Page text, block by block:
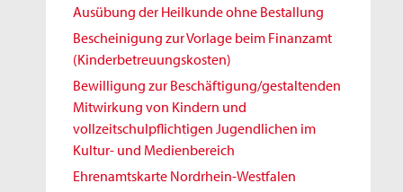
Ausübung der Heilkunde ohne Bestallung
Bescheinigung zur Vorlage beim Finanzamt
(Kinderbetreuungskosten)
Bewilligung zur Beschäftigung/gestaltenden
Mitwirkung von Kindern und
vollzeitschulpflichtigen Jugendlichen im
Kultur- und Medienbereich
Ehrenamtskarte Nordrhein-Westfalen